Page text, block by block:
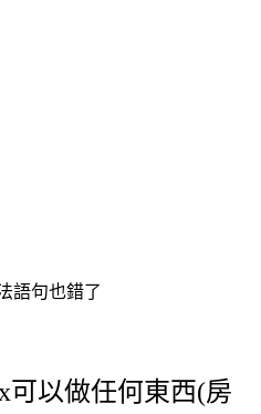
語句也錯了
可以做任何東西(房